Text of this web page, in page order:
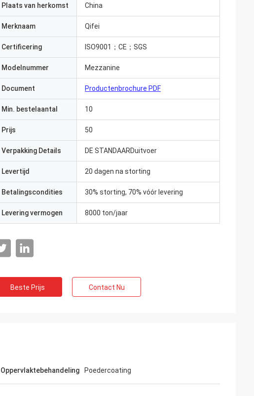
Plaats van herkomst China
Merknaam Qifei
Certificering ISO9001；CE；SGS
Modelnummer Mezzanine
Document Productenbrochure PDF
Min. bestelaantal 10
Prijs 50
Verpakking Details DE STANDAARDuitvoer
Levertijd 20 dagen na storting
Betalingscondities 30% storting, 70% vóór levering
Levering vermogen 8000 ton/jaar
Beste Prijs Contact Nu
Oppervlaktebehandeling Poedercoating